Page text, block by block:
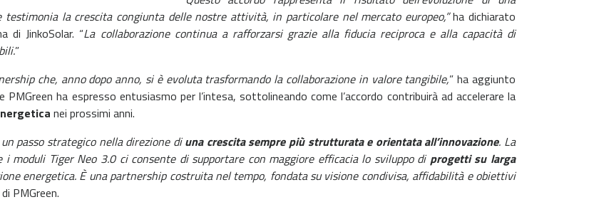
la crescita congiunta delle nostre attività, in particolare nel mercato europeo,”ha dichiarato
di JinkoSolar. “La collaborazione continua a rafforzarsi grazie alla fiducia reciproca e alla capacità di
”
che, anno dopo anno, si è evoluta trasformando la collaborazione in valore tangibile,” ha aggiunto
PMGreen ha espresso entusiasmo per l’intesa, sottolineando come l’accordo contribuirà ad accelerare la
nei prossimi anni.
passo strategico nella direzione diuna crescita sempre più strutturata e orientata all’innovazione. La
moduli Tiger Neo 3.0 ci consente di supportare con maggiore efficacia lo sviluppo di progetti su larga
energetica. È una partnership costruita nel tempo, fondata su visione condivisa, affidabilità e obiettivi
di PMGreen.